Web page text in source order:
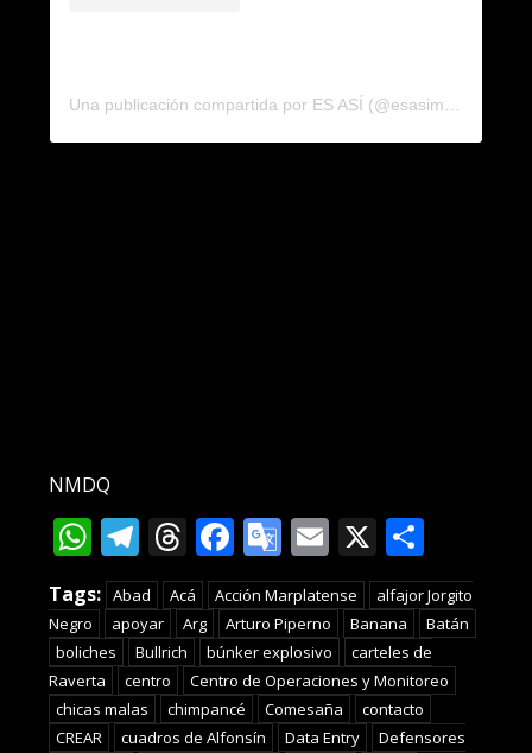
NMDQ
WhatsApp
Telegram
Threads
Facebook
Google
Translate
Email
X
Tags: Abad Acá Acción Marplatense
alfajor Jorgito
Negro
apoyar Arg Arturo Piperno Banana
Batán
boliches
Bullrich búnker explosivo
carteles de
Raverta
centro
Centro de Operaciones y Monitoreo
chicas malas
chimpancé Comesaña
contacto
CREAR
cuadros de Alfonsín Data Entry
Defensores